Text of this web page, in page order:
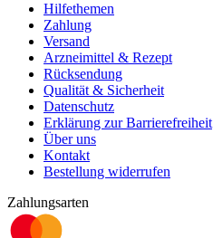
Hilfethemen
Zahlung
Versand
Arzneimittel & Rezept
Rücksendung
Qualität & Sicherheit
Datenschutz
Erklärung zur Barrierefreiheit
Über uns
Kontakt
Bestellung widerrufen
Zahlungsarten